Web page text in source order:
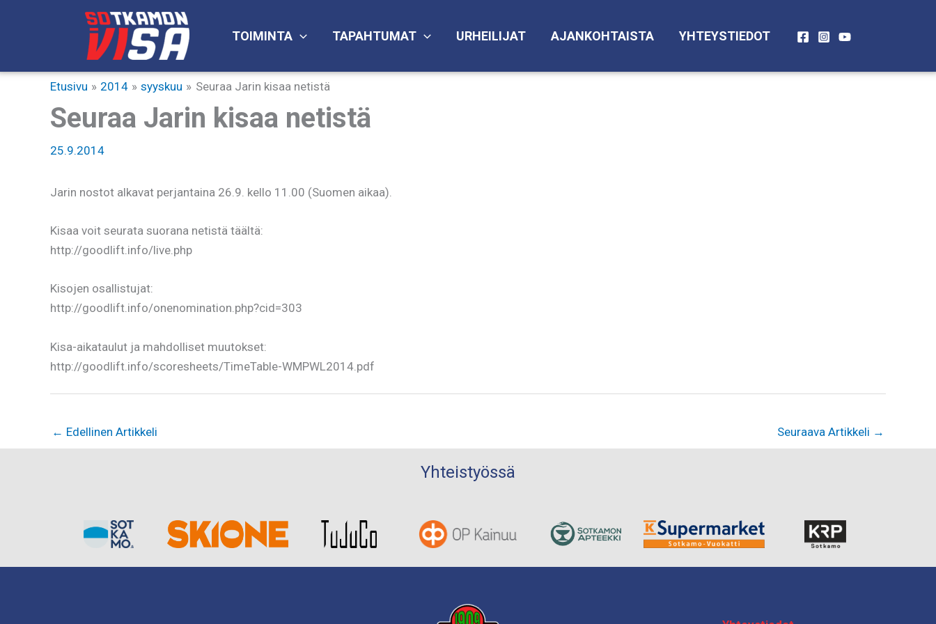
TOIMINTA TAPAHTUMAT URHEILIJAT AJANKOHTAISTA YHTEYSTIEDOT
Etusivu 2014 syyskuu Seuraa Jarin kisaa netistä
Seuraa Jarin kisaa netistä
25.9.2014
Jarin nostot alkavat perjantaina 26.9. kello 11.00 (Suomen aikaa).
Kisaa voit seurata suorana netistä täältä:
http://goodlift.info/live.php
Kisojen osallistujat:
http://goodlift.info/onenomination.php?cid=303
Kisa-aikataulut ja mahdolliset muutokset:
http://goodlift.info/scoresheets/TimeTable-WMPWL2014.pdf
← Edellinen Artikkeli Seuraava Artikkeli →
Yhteistyössä